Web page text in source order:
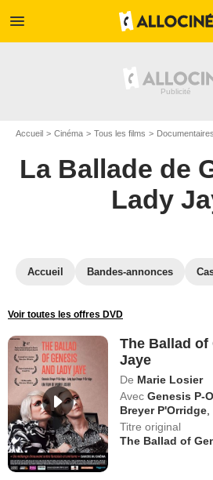
menu
Accueil Cinéma Tous les films Documentaires
La Ballade de
Lady
Accueil Bandes-annonces
Voir toutes les offres DVD
The Ballad of
Jaye
De Marie Losier
Avec Genesis P-
Breyer P'Orridge
Titre original
The Ballad of